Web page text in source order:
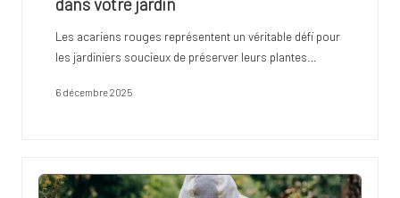
dans votre jardin
Les acariens rouges représentent un véritable défi pour
les jardiniers soucieux de préserver leurs plantes…
6 décembre 2025